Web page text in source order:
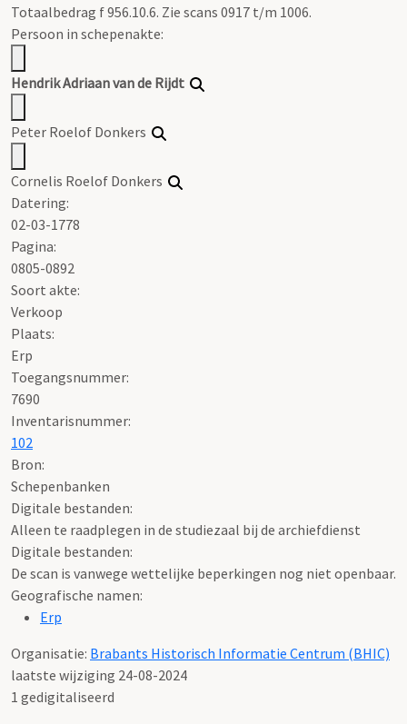
Totaalbedrag f 956.10.6. Zie scans 0917 t/m 1006.
Persoon in schepenakte:
Hendrik Adriaan van de Rijdt
Peter Roelof Donkers
Cornelis Roelof Donkers
Datering:
02-03-1778
Pagina:
0805-0892
Soort akte:
Verkoop
Plaats:
Erp
Toegangsnummer:
7690
Inventarisnummer:
102
Bron:
Schepenbanken
Digitale bestanden:
Alleen te raadplegen in de studiezaal bij de archiefdienst
Digitale bestanden:
De scan is vanwege wettelijke beperkingen nog niet openbaar.
Geografische namen:
Erp
Organisatie: Brabants Historisch Informatie Centrum (BHIC)
laatste wijziging 24-08-2024
1 gedigitaliseerd